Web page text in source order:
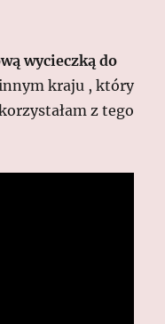
wycieczką do
kraju , który
z tego